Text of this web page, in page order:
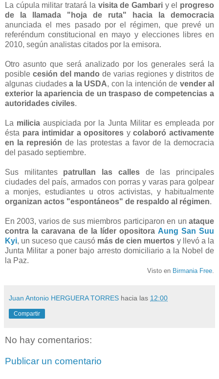
La cúpula militar tratará la visita de Gambariy el progreso
de la llamada "hoja de ruta" hacia la democracia
anunciada el mes pasado por el régimen, que prevé un
referéndum constitucional en mayo y elecciones libres en
2010, según analistas citados por la emisora.
Otro asunto que será analizado por los generales será la
posible cesión del mando de varias regiones y distritos de
algunas ciudades a la USDA, con la intención de vender al
exterior la apariencia de un traspaso de competencias a
autoridades civiles.
La milicia auspiciada por la Junta Militar es empleada por
ésta para intimidar a opositores ycolaboró activamente
en la represión de las protestas a favor de la democracia
del pasado septiembre.
Sus militantes patrullan las callesde las principales
ciudades del país, armados con porras y varas para golpear
a monjes, estudiantes u otros activistas, y habitualmente
organizan actos "espontáneos" de respaldo al régimen.
En 2003, varios de sus miembros participaron en un ataque
contra la caravana de la líder opositora Aung San Suu
Kyi, un suceso que causó más de cien muertos y llevó a la
Junta Militar a poner bajo arresto domiciliario a la Nobel de
la Paz.
Visto en Birmania Free
Juan Antonio HERGUERA TORRES hacia las 12:00
Compartir
No hay comentarios:
Publicar un comentario